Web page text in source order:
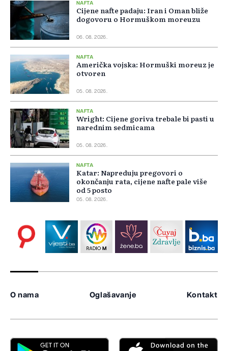
NAFTA
Cijene nafte padaju: Iran i Oman bliže
dogovoru o Hormuškom moreuzu
06. 08. 2026.
NAFTA
Američka vojska: Hormuški moreuz je
otvoren
05. 08. 2026.
NAFTA
Wright: Cijene goriva trebale bi pasti u
narednim sedmicama
05. 08. 2026.
NAFTA
Katar: Napreduju pregovori o
okončanju rata, cijene nafte pale više
od 5 posto
05. 08. 2026.
O nama Oglašavanje Kontakt